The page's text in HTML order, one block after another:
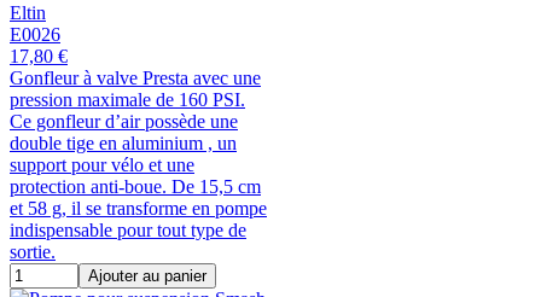
Eltin
E0026
17,80 €
Gonfleur à valve Presta avec une
pression maximale de 160 PSI.
Ce gonfleur d’air possède une
double tige en aluminium , un
support pour vélo et une
protection anti-boue. De 15,5 cm
et 58 g, il se transforme en pompe
indispensable pour tout type de
sortie.
Ajouter au panier